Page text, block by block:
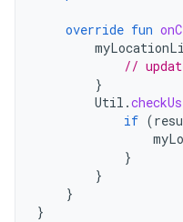
override fun
//
}
Util .
if (
}
}
}
}